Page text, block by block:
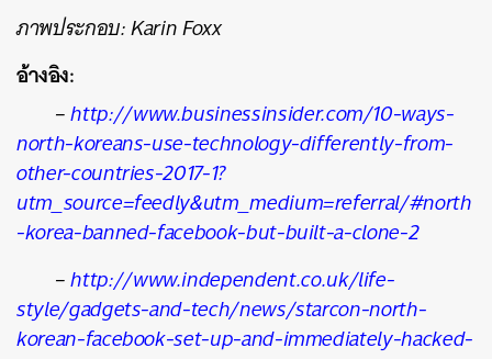
ภาพประกอบ: Karin Foxx
อ้างอิง:
–http://www.businessinsider.com/10-ways-
north-koreans-use-technology-differently-from-
other-countries-2017-1?
utm_source=feedly&utm_medium=referral/#north
-korea-banned-facebook-but-built-a-clone-2
–http://www.independent.co.uk/life-
style/gadgets-and-tech/news/starcon-north-
korean-facebook-set-up-and-immediately-hacked-